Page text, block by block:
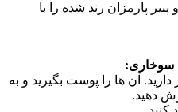
پارمزان رند شده را با
سوخاری:
نیاز دارید. آن ها را پوست بگیرید و به